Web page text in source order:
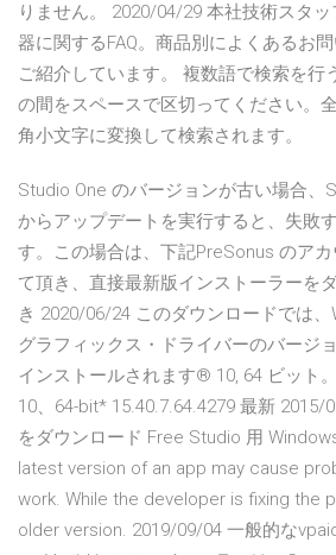
りません。 2020/04/29 本社技術スタ
器に関するFAQ。商品別によくあるお
ご紹介しています。 複数語で検索を行
の間をスペースで区切ってください。
角小文字に変換して検索されます。
Studio One のバージョンが古い場合、
からアップデートを実行すると、失敗
す。この場合は、下記PreSonus のア
て頂き、直接最新版インストーラーを
き 2020/06/24 このダウンロードでは
グラフィックス・ドライバーのバージ
インストールされます® 10, 64 ビット
10、64-bit* 15.40.7.64.4279 最新 2015/
をダウンロード Free Studio 用
latest version of an app may cause
work. While the developer is fixing the
older version. 2019/09/04 一般的な